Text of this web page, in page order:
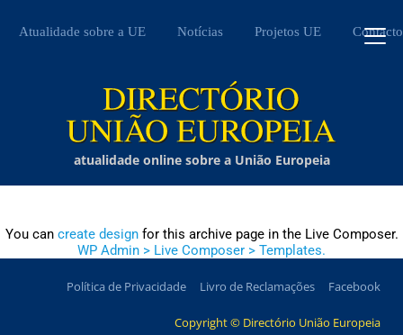
Atualidade sobre a UE Notícias Projetos UE Contacto
atualidade online sobre a União Europeia
You can create designfor this archive page in the Live Composer.
WP Admin > Live Composer > Templates.
Política de Privacidade Livro de Reclamações Facebook
Copyright © Directório União Europeia